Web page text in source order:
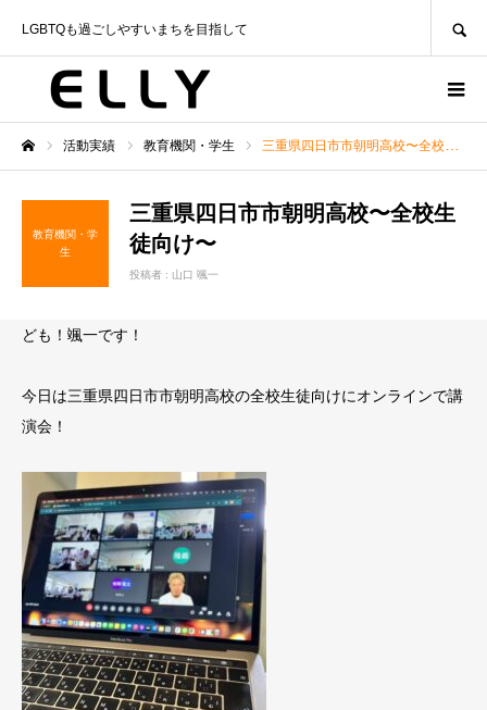
LGBTQも過ごしやすいまちを目指して
活動実績 教育機関・学生 三重県四日市市朝明高校〜全校生徒向け〜
教育機関・学
生
三重県四日市市朝明高校〜全校生
徒向け〜
投稿者 : 山口 颯一
ども！颯一です！
今日は三重県四日市市朝明高校の全校生徒向けにオンラインで講
演会！